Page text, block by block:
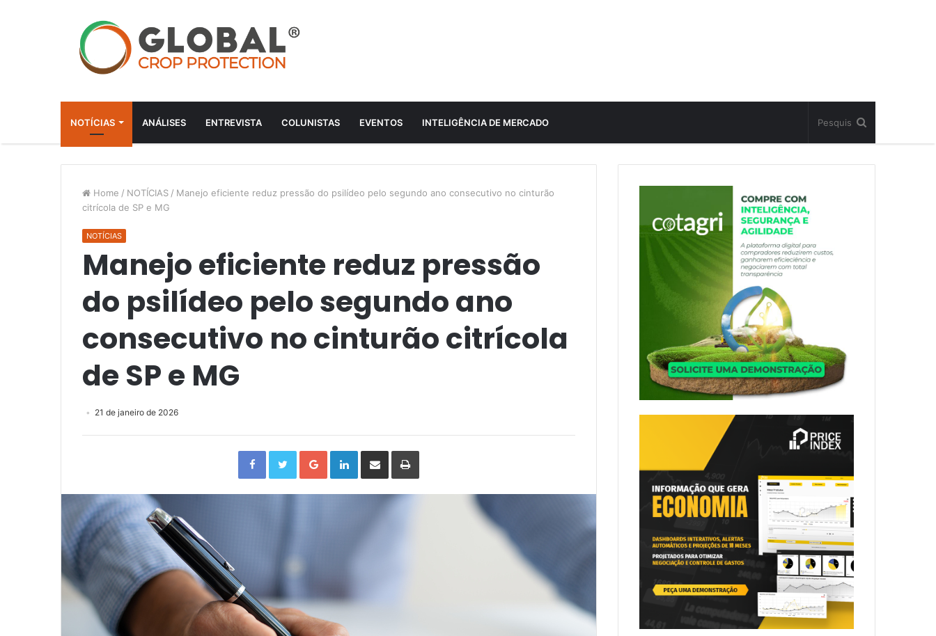
NOTÍCIAS ANÁLISES ENTREVISTA COLUNISTAS EVENTOS INTELIGÊNCIA DE MERCADO
Home / NOTÍCIAS / Manejo eficiente reduz pressão do psilídeo pelo segundo ano consecutivo no cinturão
citrícola de SP e MG
NOTÍCIAS
Manejo eficiente reduz pressão
do psilídeo pelo segundo ano
consecutivo no cinturão citrícola
de SP e MG
21 de janeiro de 2026
FacebookTwitterGoogle+LinkedInCompartilhar
Email
Impressão